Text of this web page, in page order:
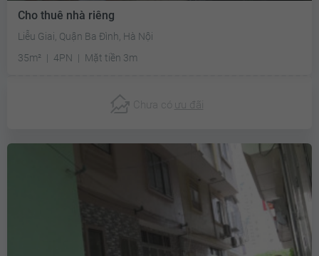
Cho thuê nhà riêng
Liễu Giai, Quận Ba Đình, Hà Nội
35m²
4PN Mặt tiền 3m
Chưa có ưu đãi